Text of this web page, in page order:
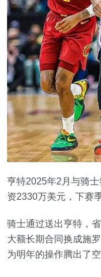
亨特2025年2月与骑
资2330万美元，下赛
骑士通过送出亨特，
大额长期合同换成施
为明年的操作腾出了空